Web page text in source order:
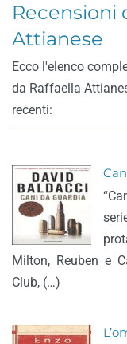
Recensioni
Attianese
Ecco l'elenco
da Raffaella
recenti:
Milton, Reuben e
Club, (…)